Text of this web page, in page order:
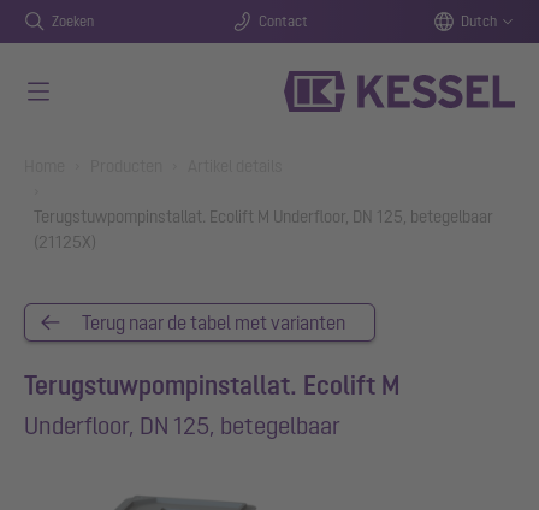
Zoeken Contact Dutch
Terugstuwpompinstallat. Ecolift M Underfloor, DN 125, betegelbaar
(21125X)
Terug naar de tabel met varianten
Terugstuwpompinstallat. Ecolift M
Underfloor, DN 125, betegelbaar